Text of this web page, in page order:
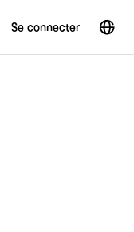
Se connecter